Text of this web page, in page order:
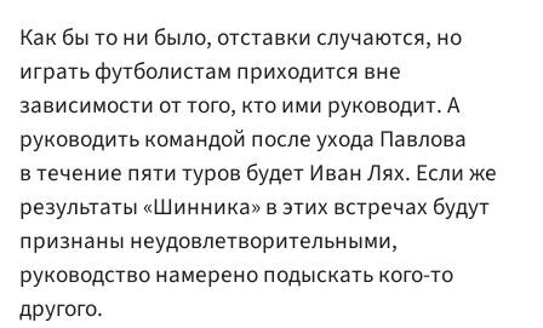
Как бы то ни было, отставки случаются, но
играть футболистам приходится вне
зависимости от того, кто ими руководит. А
руководить командой после ухода Павлова
в течение пяти туров будет Иван Лях. Если же
результаты «Шинника» в этих встречах будут
признаны неудовлетворительными,
руководство намерено подыскать кого-то
другого.